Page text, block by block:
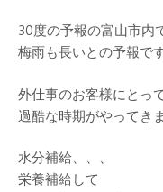
30度の予報の富山市内
梅雨も長いとの予報で
外仕事のお客様にとって
過酷な時期がやってき
水分補給、、、
栄養補給して